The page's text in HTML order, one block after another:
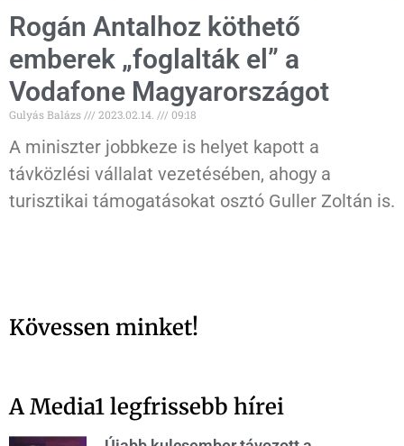
Rogán Antalhoz köthető
emberek „foglalták el” a
Vodafone Magyarországot
Gulyás Balázs 2023.02.14. 09:18
A miniszter jobbkeze is helyet kapott a
távközlési vállalat vezetésében, ahogy a
turisztikai támogatásokat osztó Guller Zoltán is.
Kövessen minket!
A Media1 legfrissebb hírei